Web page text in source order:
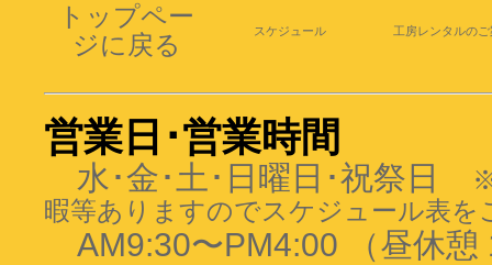
トップペー
ジに戻る スケジュール 工房レンタルの
営業日･営業時間
水･金･土･日曜日･祝祭日
暇等ありますのでスケジュール表を
AM9:30〜PM4:00 （昼休憩